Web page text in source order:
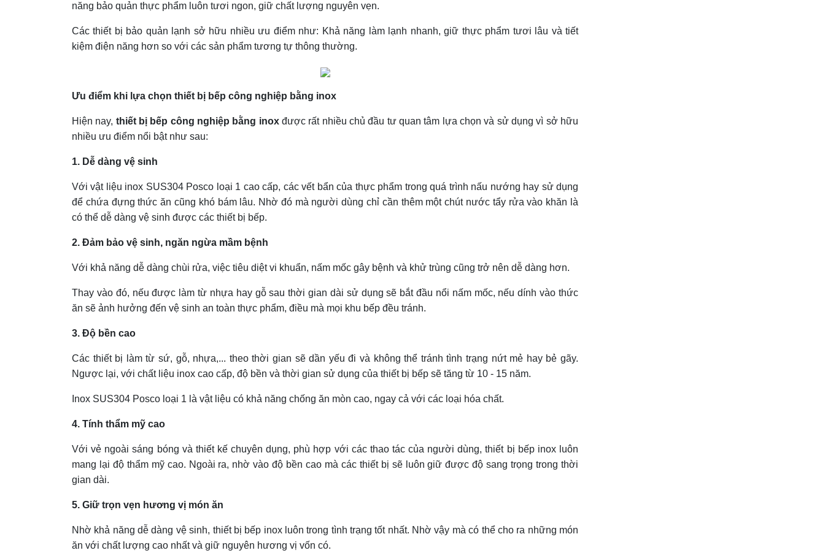
năng bảo quản thực phẩm luôn tươi ngon, giữ chất lượng nguyên vẹn.
Các thiết bị bảo quản lạnh sở hữu nhiều ưu điểm như: Khả năng làm lạnh nhanh, giữ thực phẩm tươi lâu và tiết
kiệm điện năng hơn so với các sản phẩm tương tự thông thường.
Ưu điểm khi lựa chọn thiết bị bếp công nghiệp bằng inox
Hiện nay, thiết bị bếp công nghiệp bằng inoxđược rất nhiều chủ đầu tư quan tâm lựa chọn và sử dụng vì sở hữu
nhiều ưu điểm nổi bật như sau:
1. Dễ dàng vệ sinh
Với vật liệu inox SUS304 Posco loại 1 cao cấp, các vết bẩn của thực phẩm trong quá trình nấu nướng hay sử dụng
để chứa đựng thức ăn cũng khó bám lâu. Nhờ đó mà người dùng chỉ cần thêm một chút nước tẩy rửa vào khăn là
có thể dễ dàng vệ sinh được các thiết bị bếp.
2. Đảm bảo vệ sinh, ngăn ngừa mầm bệnh
Với khả năng dễ dàng chùi rửa, việc tiêu diệt vi khuẩn, nấm mốc gây bệnh và khử trùng cũng trở nên dễ dàng hơn.
Thay vào đó, nếu được làm từ nhựa hay gỗ sau thời gian dài sử dụng sẽ bắt đầu nổi nấm mốc, nếu dính vào thức
ăn sẽ ảnh hưởng đến vệ sinh an toàn thực phẩm, điều mà mọi khu bếp đều tránh.
3. Độ bền cao
Các thiết bị làm từ sứ, gỗ, nhựa,... theo thời gian sẽ dần yếu đi và không thể tránh tình trạng nứt mẻ hay bẻ gãy.
Ngược lại, với chất liệu inox cao cấp, độ bền và thời gian sử dụng của thiết bị bếp sẽ tăng từ 10 - 15 năm.
Inox SUS304 Posco loại 1 là vật liệu có khả năng chống ăn mòn cao, ngay cả với các loại hóa chất.
4. Tính thẩm mỹ cao
Với vẻ ngoài sáng bóng và thiết kế chuyên dụng, phù hợp với các thao tác của người dùng, thiết bị bếp inox luôn
mang lại độ thẩm mỹ cao. Ngoài ra, nhờ vào độ bền cao mà các thiết bị sẽ luôn giữ được độ sang trọng trong thời
gian dài.
5. Giữ trọn vẹn hương vị món ăn
Nhờ khả năng dễ dàng vệ sinh, thiết bị bếp inox luôn trong tình trạng tốt nhất. Nhờ vậy mà có thể cho ra những món
ăn với chất lượng cao nhất và giữ nguyên hương vị vốn có.